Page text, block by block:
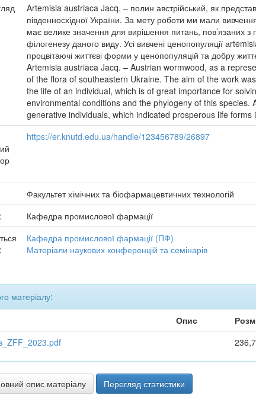
Artemisia austriaca Jacq. – полин австрійський, як
південносхідної України. За мету роботи ми мали
має велике значення для вирішення питань, пов’язаних з
філогенезу даного виду. Усі вивчені ценопопуляції
процвітаючі життєві форми у ценопопуляцій та добру
Artemisia austriaca Jacq. – Austrian wormwood, as a
of the flora of southeastern Ukraine. The aim of the work
the life of an individual, which is of great importance for
environmental conditions and the phylogeny of this
generative individuals, which indicated prosperous life
https://er.knutd.edu.ua/handle/123456789/26897
Факультет хімічних та біофармацевтичних технологій
Кафедра промислової фармації
Кафедра промислової фармації (ПФ)
Матеріали наукових конференцій та семінарів
матеріалу:
Опис
опис матеріалу Перегляд статистики